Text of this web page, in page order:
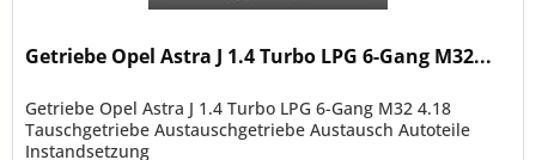
Getriebe Opel Astra J 1.4 Turbo LPG 6-Gang M32...
Getriebe Opel Astra J 1.4 Turbo LPG 6-Gang M32 4.18
Tauschgetriebe Austauschgetriebe Austausch Autoteile
Instandsetzung